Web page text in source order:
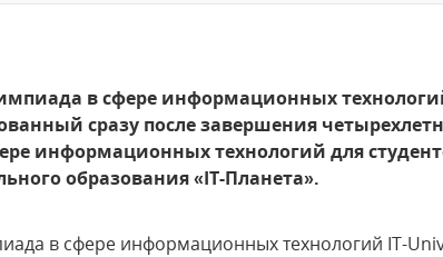
в сфере информационных
сразу после завершения
информационных технологий для
образования «IT-Планета».
в сфере информационных технологий IT-